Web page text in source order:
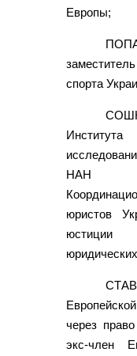
Европы;
спорта
НАН
юристов
юстиции
через
экс-член